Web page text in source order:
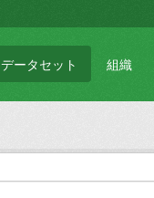
データセット 組織